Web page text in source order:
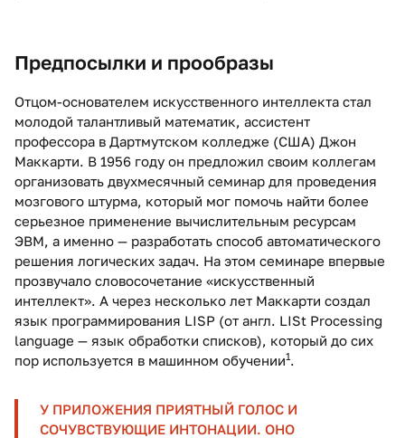
Предпосылки и прообразы
Отцом-основателем искусственного интеллекта стал
молодой талантливый математик, ассистент
профессора в Дартмутском колледже (США) Джон
Маккарти. В 1956 году он предложил своим коллегам
организовать двухмесячный семинар для проведения
мозгового штурма, который мог помочь найти более
серьезное применение вычислительным ресурсам
ЭВМ, а именно — разработать способ автоматического
решения логических задач. На этом семинаре впервые
прозвучало словосочетание «искусственный
интеллект». А через несколько лет Маккарти создал
язык программирования LISP (от англ. LISt Processing
language — язык обработки списков), который до сих
пор используется в машинном обучении1.
У ПРИЛОЖЕНИЯ ПРИЯТНЫЙ ГОЛОС И
СОЧУВСТВУЮЩИЕ ИНТОНАЦИИ. ОНО